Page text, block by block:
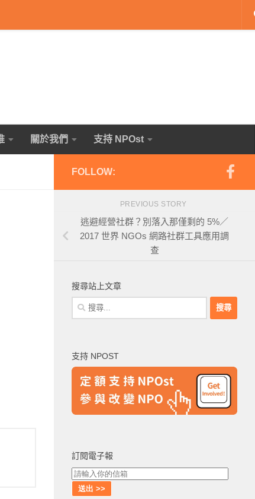
關於我們 支持 NPOst
FOLLOW:
PREVIOUS STORY
逃避經營社群？別落入那僅剩的 5%／
2017 世界 NGOs 網路社群工具應用調
查
搜尋站上文章
搜
尋
字:
支持 NPOST
訂閱電子報